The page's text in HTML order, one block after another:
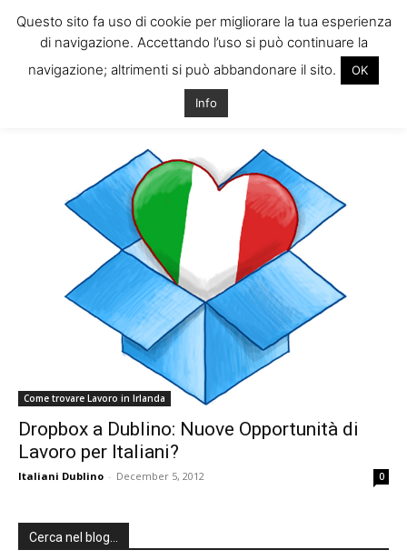
Tag: nuove aziende dublino
Come trovare Lavoro in Irlanda
Dropbox a Dublino: Nuove Opportunità di
Lavoro per Italiani?
Italiani Dublino - December 5, 2012 0
Cerca nel blog…
Questo sito fa uso di cookie per migliorare la tua esperienza
di navigazione. Accettando l’uso si può continuare la
navigazione; altrimenti si può abbandonare il sito.
OK
Info